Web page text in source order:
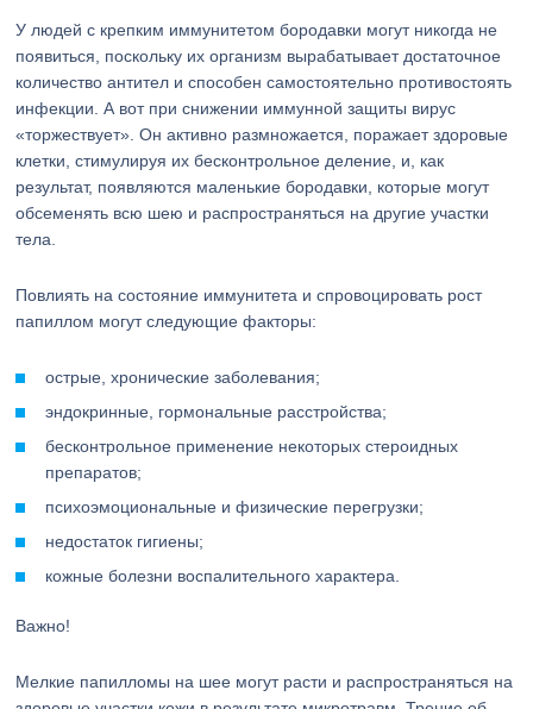
У людей с крепким иммунитетом бородавки могут никогда не
появиться, поскольку их организм вырабатывает достаточное
количество антител и способен самостоятельно противостоять
инфекции. А вот при снижении иммунной защиты вирус
«торжествует». Он активно размножается, поражает здоровые
клетки, стимулируя их бесконтрольное деление, и, как
результат, появляются маленькие бородавки, которые могут
обсеменять всю шею и распространяться на другие участки
тела.
Повлиять на состояние иммунитета и спровоцировать рост
папиллом могут следующие факторы:
острые, хронические заболевания;
эндокринные, гормональные расстройства;
бесконтрольное применение некоторых стероидных
препаратов;
психоэмоциональные и физические перегрузки;
недостаток гигиены;
кожные болезни воспалительного характера.
Важно!
Мелкие папилломы на шее могут расти и распространяться на